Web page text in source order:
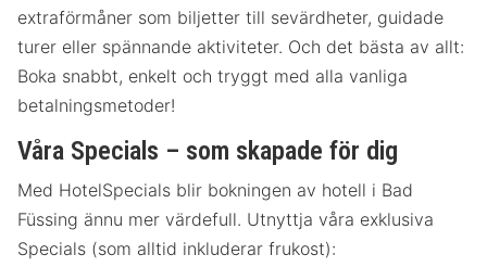
extraförmåner som biljetter till sevärdheter, guidade
turer eller spännande aktiviteter. Och det bästa av allt:
Boka snabbt, enkelt och tryggt med alla vanliga
betalningsmetoder!
Våra Specials – som skapade för dig
Med HotelSpecials blir bokningen av hotell i Bad
Füssing ännu mer värdefull. Utnyttja våra exklusiva
Specials (som alltid inkluderar frukost):